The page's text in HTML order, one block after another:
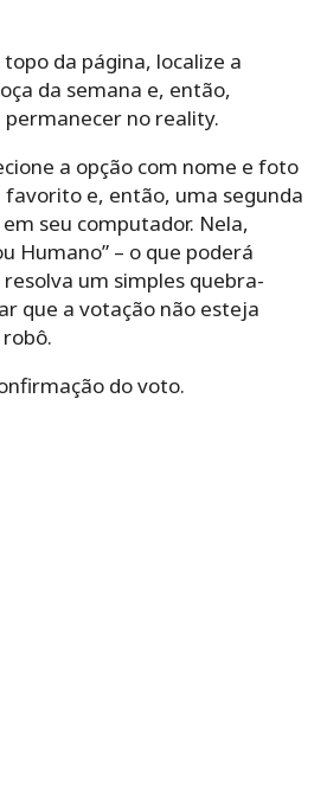
topo da página, localize a
da semana e, então,
permanecer no reality.
a opção com nome e foto
e, então, uma segunda
seu computador. Nela,
Humano” – o que poderá
um simples quebra-
que a votação não esteja
do voto.